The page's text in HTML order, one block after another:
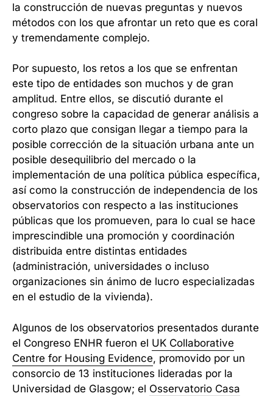
la construcción de nuevas preguntas y nuevos
métodos con los que afrontar un reto que es coral
y tremendamente complejo.
Por supuesto, los retos a los que se enfrentan
este tipo de entidades son muchos y de gran
amplitud. Entre ellos, se discutió durante el
congreso sobre la capacidad de generar análisis a
corto plazo que consigan llegar a tiempo para la
posible corrección de la situación urbana ante un
posible desequilibrio del mercado o la
implementación de una política pública específica,
así como la construcción de independencia de los
observatorios con respecto a las instituciones
públicas que los promueven, para lo cual se hace
imprescindible una promoción y coordinación
distribuida entre distintas entidades
(administración, universidades o incluso
organizaciones sin ánimo de lucro especializadas
en el estudio de la vivienda).
Algunos de los observatorios presentados durante
el Congreso ENHR fueron el UK Collaborative
Centre for Housing Evidence, promovido por un
consorcio de 13 instituciones lideradas por la
Universidad de Glasgow; el Osservatorio Casa